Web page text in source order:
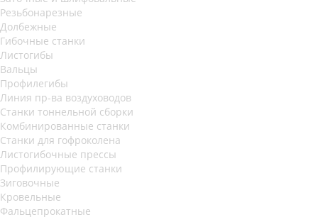
Резьбонарезные
Долбежные
Гибочные станки
Листогибы
Вальцы
Профилегибы
Линия пр-ва воздуховодов
Станки тоннельной сборки
Комбинированные станки
Станки для гофроколена
Листогибочные прессы
Профилирующие станки
Зиговочные
Кровельные
Фальцепрокатные